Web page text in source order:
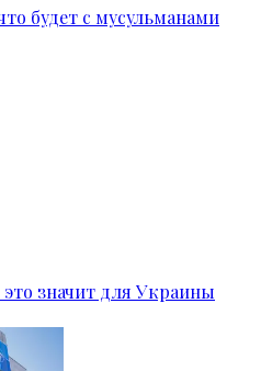
будет с мусульманами
значит для Украины